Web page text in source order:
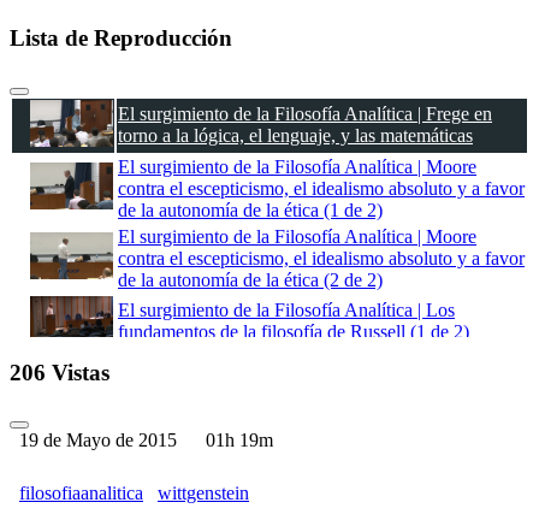
Lista de Reproducción
El surgimiento de la Filosofía Analítica | Frege en
torno a la lógica, el lenguaje, y las matemáticas
El surgimiento de la Filosofía Analítica | Moore
contra el escepticismo, el idealismo absoluto y a favor
de la autonomía de la ética (1 de 2)
El surgimiento de la Filosofía Analítica | Moore
contra el escepticismo, el idealismo absoluto y a favor
de la autonomía de la ética (2 de 2)
El surgimiento de la Filosofía Analítica | Los
fundamentos de la filosofía de Russell (1 de 2)
análisis lógico como un método filosófico general (1
El surgimiento de la Filosofía Analítica | El uso del
206 Vistas
19 de Mayo de 2015 01h 19m
filosofiaanalitica
wittgenstein